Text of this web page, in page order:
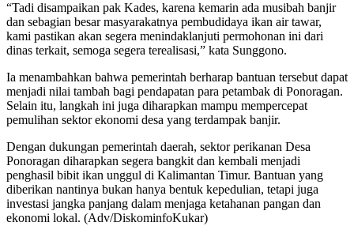
“Tadi disampaikan pak Kades, karena kemarin ada musibah banjir
dan sebagian besar masyarakatnya pembudidaya ikan air tawar,
kami pastikan akan segera menindaklanjuti permohonan ini dari
dinas terkait, semoga segera terealisasi,” kata Sunggono.
Ia menambahkan bahwa pemerintah berharap bantuan tersebut dapat
menjadi nilai tambah bagi pendapatan para petambak di Ponoragan.
Selain itu, langkah ini juga diharapkan mampu mempercepat
pemulihan sektor ekonomi desa yang terdampak banjir.
Dengan dukungan pemerintah daerah, sektor perikanan Desa
Ponoragan diharapkan segera bangkit dan kembali menjadi
penghasil bibit ikan unggul di Kalimantan Timur. Bantuan yang
diberikan nantinya bukan hanya bentuk kepedulian, tetapi juga
investasi jangka panjang dalam menjaga ketahanan pangan dan
ekonomi lokal. (Adv/DiskominfoKukar)